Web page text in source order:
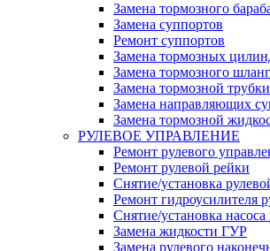
Замена тормозного
Замена суппортов
Ремонт суппортов
Замена тормозных
Замена тормозного шланг
Замена тормозной трубки
Замена направляющих
Замена тормозной
РУЛЕВОЕ УПРАВЛЕНИЕ
Ремонт рулевого
Ремонт рулевой рейки
Снятие/установка
Ремонт гидроусилителя
Снятие/установка
Замена жидкости ГУР
Замена рулевого